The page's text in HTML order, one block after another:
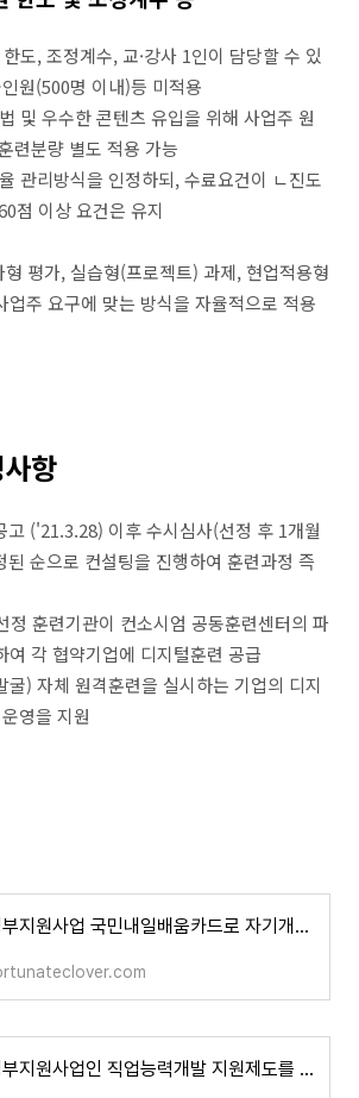
도, 조정계수, 교·강사 1인이 담당할 수 있
원(500명 이내)등 미적용
및 우수한 콘텐츠 유입을 위해 사업주 원
련분량 별도 적용 가능
관리방식을 인정하되, 수료요건이 ㄴ진도
점 이상 요건은 유지
형 평가, 실습형(프로젝트) 과제, 현업적용형
업주 요구에 맞는 방식을 자율적으로 적용
항
('21.3.28) 이후 수시심사(선정 후 1개월
된 순으로 컨설팅을 진행하여 훈련과정 즉
훈련기관이 컨소시엄 공동훈련센터의 파
여 각 협약기업에 디지털훈련 공급
) 자체 원격훈련을 실시하는 기업의 디지
영을 지원
정부지원사업 국민내일배움카드로 자기개발 시작해보세요
정부지원사업인 직업능력개발 지원제도를 안내해드립니다.